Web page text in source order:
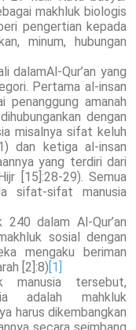
makhluk biologis
pengertian kepada
minum, hubungan
dalamAl-Qur’an yang
Pertama al-insan
penanggung amanah
dengan
misalnya sifat keluh
dan ketiga al-insan
yang terdiri dari
[15]:28-29). Semua
sifat-sifat manusia
dalam Al-Qur’an
sosial dengan
mengaku beriman
[2]:8)[1]
manusia tersebut,
adalah mahkluk
harus dikembangkan